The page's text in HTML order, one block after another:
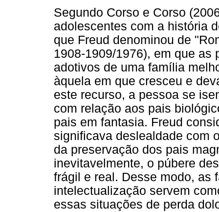
Segundo Corso e Corso
adolescentes com a história
que Freud denominou de
1908-1909/1976), em que as
adotivos de uma família
àquela em que cresceu e
este recurso, a pessoa se
com relação aos pais
pais em fantasia. Freud
significava deslealdade com
da preservação dos pais
inevitavelmente, o púbere
frágil e real. Desse modo, as
intelectualização servem
essas situações de perda